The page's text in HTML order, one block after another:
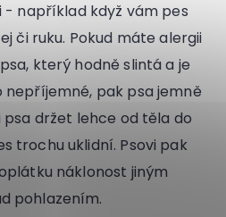
- například když vám pes
či ruku. Pokud máte alergii
který hodně slintá a je
pak psa jemně
držet lehce od těla do
trochu uklidní. Psovi pak
náklonost jiným
pohlazením.